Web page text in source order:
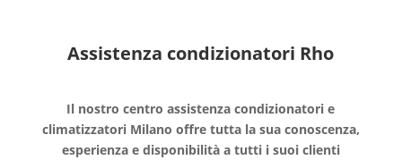
Assistenza condizionatori Rho
Il nostro centro assistenza condizionatori e
climatizzatori Milano offre tutta la sua conoscenza,
esperienza e disponibilità a tutti i suoi clienti